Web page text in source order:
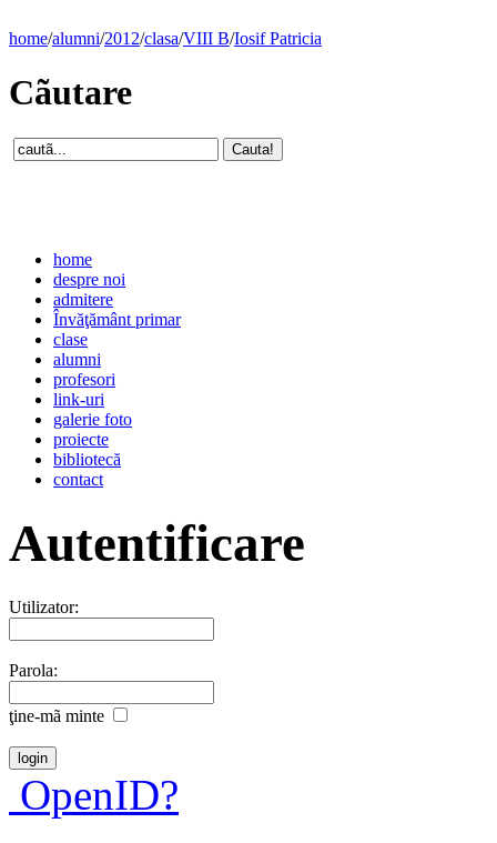
home/alumni/2012/clasa/VIII B/Iosif Patricia
Cãutare
home
despre noi
admitere
Învăţământ primar
clase
alumni
profesori
link-uri
galerie foto
proiecte
bibliotecă
contact
Autentificare
Utilizator:
Parola:
ţine-mã minte
OpenID?